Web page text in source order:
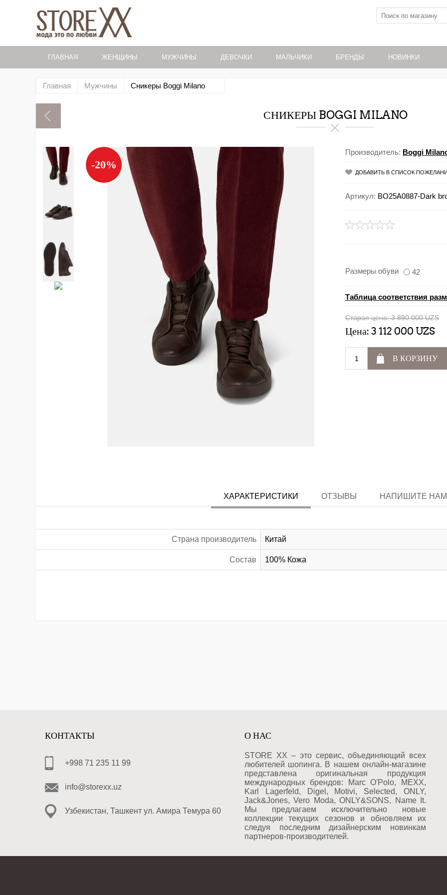
ГЛАВНАЯ ЖЕНЩИНЫ МУЖЧИНЫ ДЕВОЧКИ МАЛЬЧИКИ БРЕНДЫ НОВИНКИ
Главная Мужчины Сникеры Boggi Milano
СНИКЕРЫ BOGGI MILANO
-20%
Производитель: Boggi
ДОБАВИТЬ В СПИСОК
Артикул: BO25A0887-Dark
Размеры обуви 42
Таблица соответствия
Старая цена: 3 890 000 UZS
Цена: 3 112 000 UZS
В КОРЗИНУ
ХАРАКТЕРИСТИКИ ОТЗЫВЫ НАПИШИТЕ НАМ
Страна производитель Китай
Состав 100% Кожа
КОНТАКТЫ
+998 71 235 11 99
info@storexx.uz
Узбекистан, Ташкент ул. Амира Темура 60
О НАС
STORE XX – это сервис, объединяющий всех
любителей шопинга. В нашем онлайн-магазине
представлена оригинальная продукция
международных брендов: Marc O'Polo, MEXX,
Karl Lagerfeld, Digel, Motivi, Selected, ONLY,
Jack&Jones, Vero Moda, ONLY&SONS, Name It.
Мы предлагаем исключительно новые
коллекции текущих сезонов и обновляем их
следуя последним дизайнерским новинкам
партнеров-производителей.